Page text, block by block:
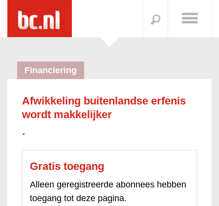
Financiering
Afwikkeling buitenlandse erfenis
wordt makkelijker
-
Gratis toegang
Alleen geregistreerde abonnees hebben
toegang tot deze pagina.